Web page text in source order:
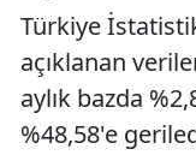
Türkiye
açıklanan
aylık bazda
%48,58'e